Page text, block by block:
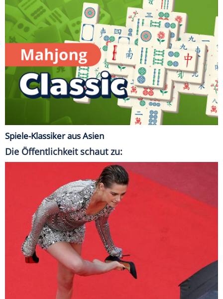
Spiele-Klassiker aus Asien
Die Öffentlichkeit schaut zu: